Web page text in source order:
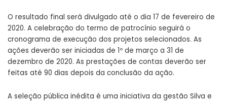
O resultado final será divulgado até o dia 17 de fevereiro de
2020. A celebração do termo de patrocínio seguirá o
cronograma de execução dos projetos selecionados. As
ações deverão ser iniciadas de 1º de março a 31 de
dezembro de 2020. As prestações de contas deverão ser
feitas até 90 dias depois da conclusão da ação.
A seleção pública inédita é uma iniciativa da gestão Silva e